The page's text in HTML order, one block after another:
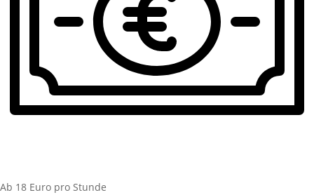
Ab 18 Euro pro Stunde